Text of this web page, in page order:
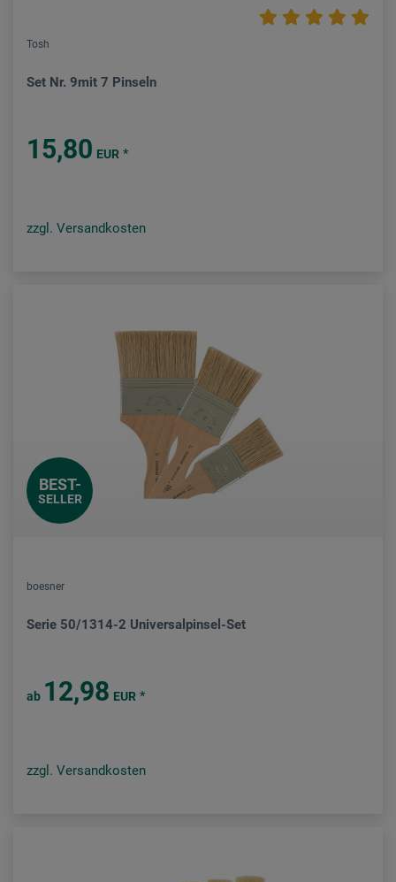
Tosh
Set Nr. 9mit 7 Pinseln
15,80 EUR *
zzgl. Versandkosten
BEST-
SELLER
boesner
Serie 50/1314-2 Universalpinsel-Set
ab 12,98 EUR *
zzgl. Versandkosten